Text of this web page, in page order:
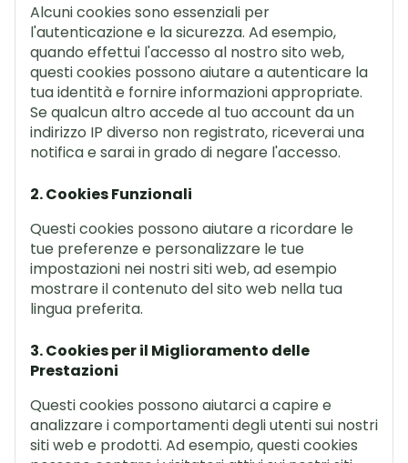
Alcuni cookies sono essenziali per
l'autenticazione e la sicurezza. Ad esempio,
quando effettui l'accesso al nostro sito web,
questi cookies possono aiutare a autenticare la
tua identità e fornire informazioni appropriate.
Se qualcun altro accede al tuo account da un
indirizzo IP diverso non registrato, riceverai una
notifica e sarai in grado di negare l'accesso.
2. Cookies Funzionali
Questi cookies possono aiutare a ricordare le
tue preferenze e personalizzare le tue
impostazioni nei nostri siti web, ad esempio
mostrare il contenuto del sito web nella tua
lingua preferita.
3. Cookies per il Miglioramento delle
Prestazioni
Questi cookies possono aiutarci a capire e
analizzare i comportamenti degli utenti sui nostri
siti web e prodotti. Ad esempio, questi cookies